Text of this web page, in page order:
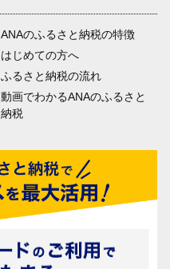
ANAのふるさと納税の特徴
はじめての方へ
ふるさと納税の流れ
動画でわかるANAのふるさと
納税